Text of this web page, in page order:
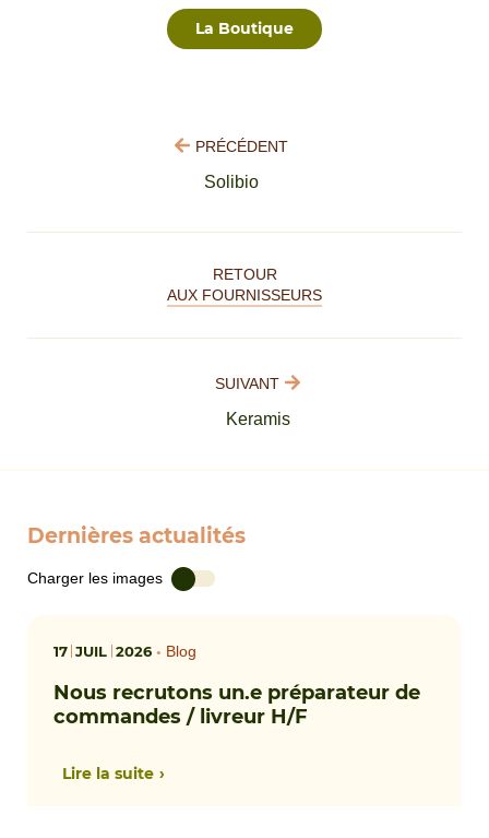
La Boutique
PRÉCÉDENT
Solibio
RETOUR
AUX FOURNISSEURS
SUIVANT
Keramis
Dernières actualités
Charger les images
17 JUIL 2026• Blog
Nous recrutons un.e préparateur de
commandes / livreur H/F
Lire la suite